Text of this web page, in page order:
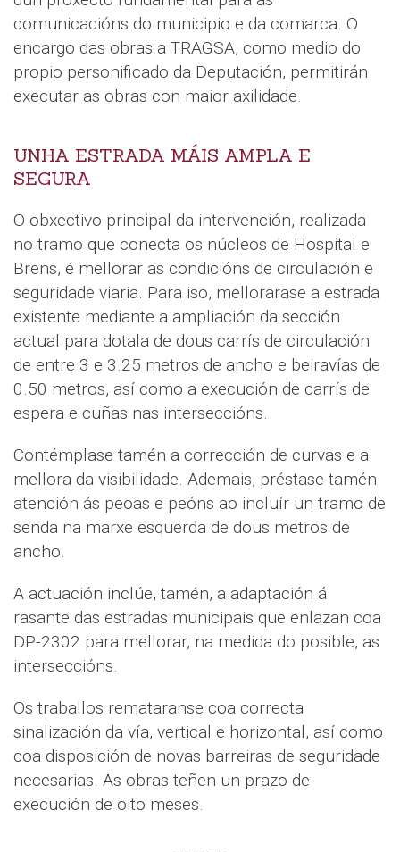
comunicacións do municipio e da comarca. O
encargo das obras a TRAGSA, como medio do
propio personificado da Deputación, permitirán
executar as obras con maior axilidade.
UNHA ESTRADA MÁIS AMPLA E
SEGURA
O obxectivo principal da intervención, realizada
no tramo que conecta os núcleos de Hospital e
Brens, é mellorar as condicións de circulación e
seguridade viaria. Para iso, mellorarase a estrada
existente mediante a ampliación da sección
actual para dotala de dous carrís de circulación
de entre 3 e 3.25 metros de ancho e beiravías de
0.50 metros, así como a execución de carrís de
espera e cuñas nas interseccións.
Contémplase tamén a corrección de curvas e a
mellora da visibilidade. Ademais, préstase tamén
atención ás peoas e peóns ao incluír un tramo de
senda na marxe esquerda de dous metros de
ancho.
A actuación inclúe, tamén, a adaptación á
rasante das estradas municipais que enlazan coa
DP-2302 para mellorar, na medida do posible, as
interseccións.
Os traballos remataranse coa correcta
sinalización da vía, vertical e horizontal, así como
coa disposición de novas barreiras de seguridade
necesarias. As obras teñen un prazo de
execución de oito meses.